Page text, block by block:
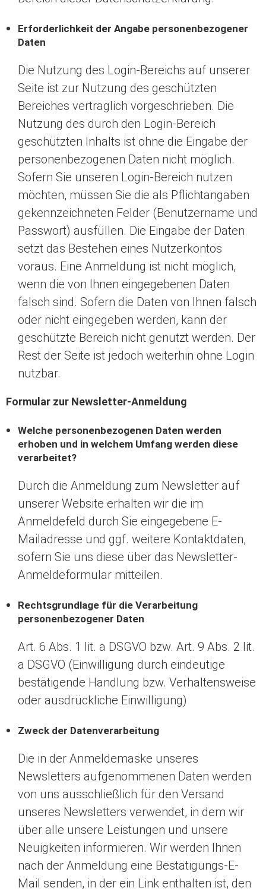
Erforderlichkeit der Angabe personenbezogener
Daten
Die Nutzung des Login-Bereichs auf unserer
Seite ist zur Nutzung des geschützten
Bereiches vertraglich vorgeschrieben. Die
Nutzung des durch den Login-Bereich
geschützten Inhalts ist ohne die Eingabe der
personenbezogenen Daten nicht möglich.
Sofern Sie unseren Login-Bereich nutzen
möchten, müssen Sie die als Pflichtangaben
gekennzeichneten Felder (Benutzername und
Passwort) ausfüllen. Die Eingabe der Daten
setzt das Bestehen eines Nutzerkontos
voraus. Eine Anmeldung ist nicht möglich,
wenn die von Ihnen eingegebenen Daten
falsch sind. Sofern die Daten von Ihnen falsch
oder nicht eingegeben werden, kann der
geschützte Bereich nicht genutzt werden. Der
Rest der Seite ist jedoch weiterhin ohne Login
nutzbar.
Formular zur Newsletter-Anmeldung
Welche personenbezogenen Daten werden
erhoben und in welchem Umfang werden diese
verarbeitet?
Durch die Anmeldung zum Newsletter auf
unserer Website erhalten wir die im
Anmeldefeld durch Sie eingegebene E-
Mailadresse und ggf. weitere Kontaktdaten,
sofern Sie uns diese über das Newsletter-
Anmeldeformular mitteilen.
Rechtsgrundlage für die Verarbeitung
personenbezogener Daten
Art. 6 Abs. 1 lit. a DSGVO bzw. Art. 9 Abs. 2 lit.
a DSGVO (Einwilligung durch eindeutige
bestätigende Handlung bzw. Verhaltensweise
oder ausdrückliche Einwilligung)
Zweck der Datenverarbeitung
Die in der Anmeldemaske unseres
Newsletters aufgenommenen Daten werden
von uns ausschließlich für den Versand
unseres Newsletters verwendet, in dem wir
über alle unsere Leistungen und unsere
Neuigkeiten informieren. Wir werden Ihnen
nach der Anmeldung eine Bestätigungs-E-
Mail senden, in der ein Link enthalten ist, den